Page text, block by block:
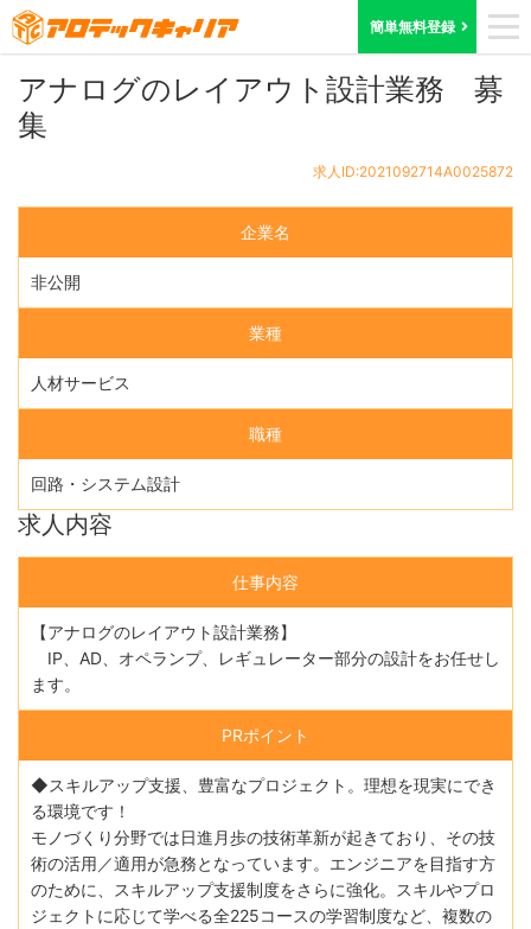
簡単無料登録
ホーム 求人検索 神奈川県 求人ID:2021092714A0025872
アナログのレイアウト設計業務 募
集
求人ID:2021092714A0025872
企業名
非公開
業種
人材サービス
職種
回路・システム設計
求人内容
仕事内容
【アナログのレイアウト設計業務】
IP、AD、オペランプ、レギュレーター部分の設計をお任せし
ます。
PRポイント
◆スキルアップ支援、豊富なプロジェクト。理想を現実にでき
る環境です！
モノづくり分野では日進月歩の技術革新が起きており、その技
術の活用／適用が急務となっています。エンジニアを目指す方
のために、スキルアップ支援制度をさらに強化。スキルやプロ
ジェクトに応じて学べる全225コースの学習制度など、複数の